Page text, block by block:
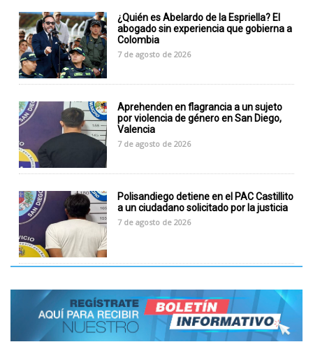
¿Quién es Abelardo de la Espriella? El
abogado sin experiencia que gobierna a
Colombia
7 de agosto de 2026
Aprehenden en flagrancia a un sujeto
por violencia de género en San Diego,
Valencia
7 de agosto de 2026
Polisandiego detiene en el PAC Castillito
a un ciudadano solicitado por la justicia
7 de agosto de 2026